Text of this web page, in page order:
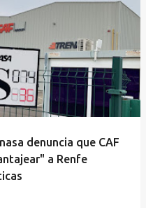
denuncia que CAF
a Renfe